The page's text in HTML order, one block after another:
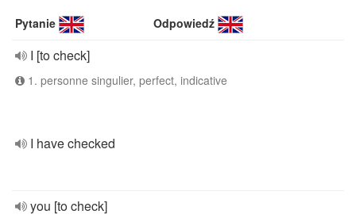
Pytanie Odpowiedź
I [to check]
1. personne singulier, perfect, indicative
I have checked
you [to check]